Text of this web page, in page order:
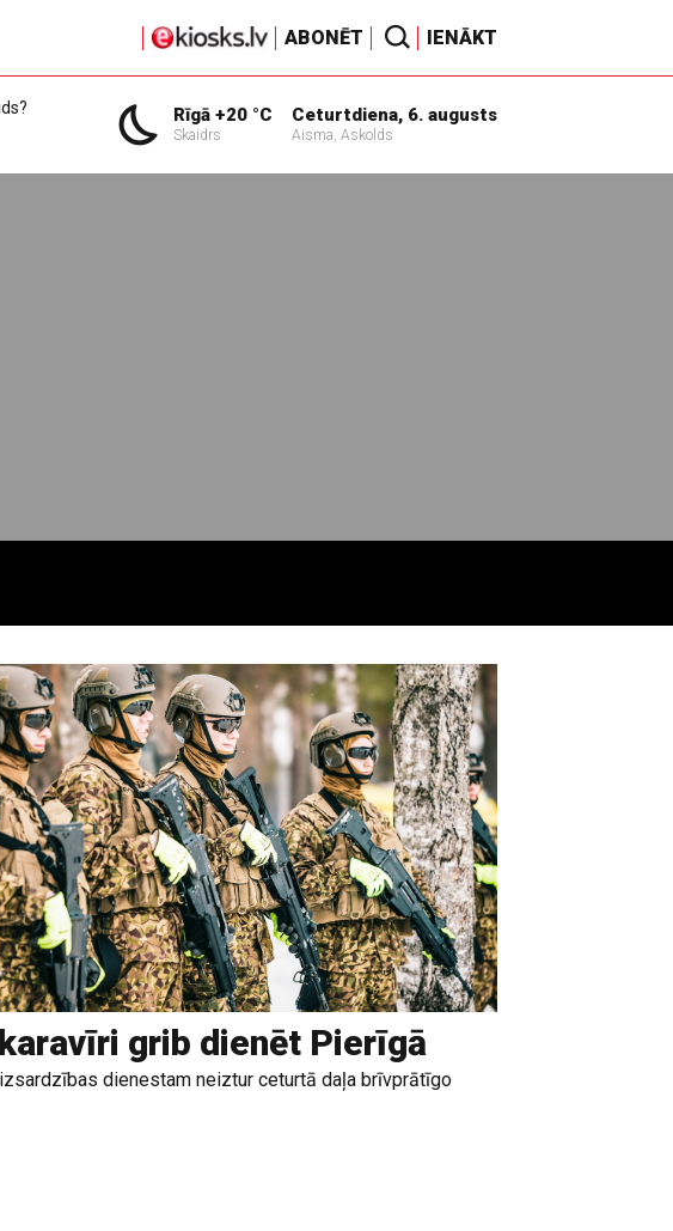
ABONĒT IENĀKT
Rīgā +20 °C
Skaidrs
Ceturtdiena, 6. augusts
Aisma, Askolds
grib dienēt Pierīgā
dienestam neiztur ceturtā daļa brīvprātīgo